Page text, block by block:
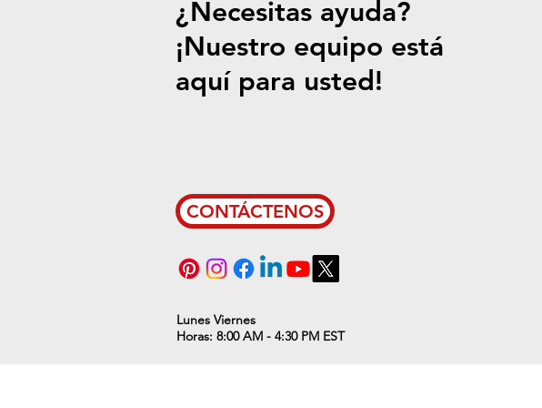
¿Necesitas ayuda?
¡Nuestro equipo está
aquí para usted!
CONTÁCTENOS
Lunes Viernes
Horas: 8:00 AM - 4:30 PM EST